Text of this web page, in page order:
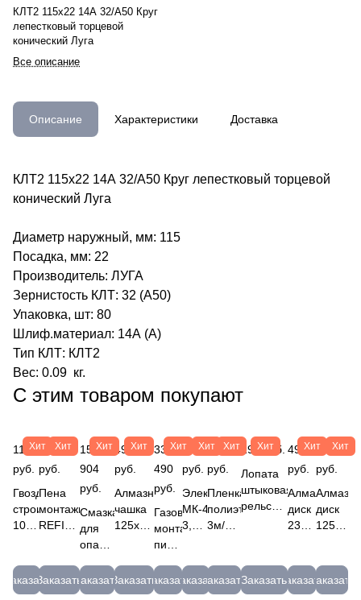
КЛТ2 115х22 14А 32/А50 Круг
лепестковый торцевой
конический Луга
Все описание
Описание Характеристики Доставка
КЛТ2 115х22 14А 32/А50 Круг лепестковый торцевой
конический Луга
Диаметр наружный, мм: 115
Посадка, мм: 22
Производитель: ЛУГА
Зернистость КЛТ: 32 (А50)
Упаковка, шт: 80
Шлиф.материал: 14А (А)
Тип КЛТ: КЛТ2
Вес: 0.09 кг.
С этим товаром покупают
Хит
115
руб.
Гвоздь
строительный
100х4
4,0х100
(5)
Заказать
Хит
402
руб.
Пена
монтажная
REFIT
Всесезонная
-10 °С,
800гр,
Заказать
Хит
15
904
руб.
Смазка
для
опалубки
ЭКС
бочка
Заказать
Хит
490
руб.
Алмазная
чашка
125х22,2мм
рядный
сегмент
Заказать
Хит
33
490
руб.
Газовый
монтажный
пистолет
GBW120
GBW120
Заказать
Хит
367
руб.
Электроды
МК-46.00
3,0мм
МК
46-
Заказать
Хит
1 280
руб.
Пленка
полиэтиленовая
3м/100м
80(Т)
Заказать
Хит
196 руб.
Лопата
штыковая
рельсовая
пружинная)
без
Заказать
Хит
497
руб.
Алмазный
диск
230х22,2мм
07-
07-
Заказать
Хит
233
руб.
диск
СТД-
Заказать